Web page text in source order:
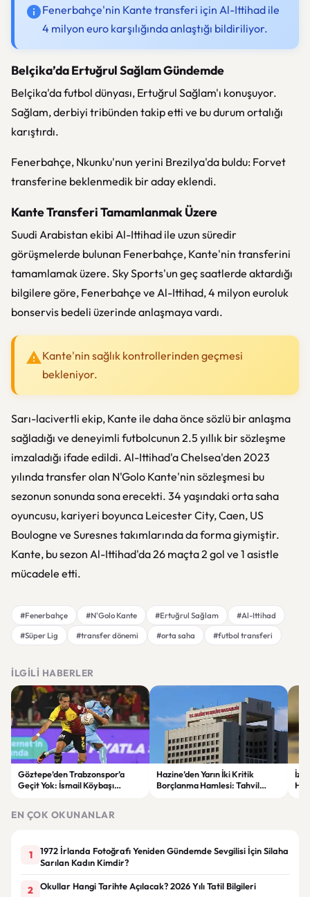
Fenerbahçe'nin Kante transferi için Al-Ittihad ile
4 milyon euro karşılığında anlaştığı bildiriliyor.
Belçika’da Ertuğrul Sağlam Gündemde
Belçika'da futbol dünyası, Ertuğrul Sağlam'ı konuşuyor.
Sağlam, derbiyi tribünden takip etti ve bu durum ortalığı
karıştırdı.
Fenerbahçe, Nkunku'nun yerini Brezilya'da buldu: Forvet
transferine beklenmedik bir aday eklendi.
Kante Transferi Tamamlanmak Üzere
Suudi Arabistan ekibi Al-Ittihad ile uzun süredir
görüşmelerde bulunan Fenerbahçe, Kante'nin transferini
tamamlamak üzere. Sky Sports'un geç saatlerde aktardığı
bilgilere göre, Fenerbahçe ve Al-Ittihad, 4 milyon euroluk
bonservis bedeli üzerinde anlaşmaya vardı.
Kante'nin sağlık kontrollerinden geçmesi
bekleniyor.
Sarı-lacivertli ekip, Kante ile daha önce sözlü bir anlaşma
sağladığı ve deneyimli futbolcunun 2.5 yıllık bir sözleşme
imzaladığı ifade edildi. Al-Ittihad'a Chelsea'den 2023
yılında transfer olan N'Golo Kante'nin sözleşmesi bu
sezonun sonunda sona erecekti. 34 yaşındaki orta saha
oyuncusu, kariyeri boyunca Leicester City, Caen, US
Boulogne ve Suresnes takımlarında da forma giymiştir.
Kante, bu sezon Al-Ittihad'da 26 maçta 2 gol ve 1 asistle
mücadele etti.
#Fenerbahçe #N'Golo Kante #Ertuğrul Sağlam
#Al-Ittihad
#Süper Lig
#transfer dönemi #orta saha #futbol transferi
İLGILI HABERLER
Göztepe’den Trabzonspor’a
Geçit Yok: İsmail Köybaşı
Hazine’den Yarın İki Kritik
Borçlanma Hamlesi: Tahvil
EN ÇOK OKUNANLAR
1
1972 İrlanda Fotoğrafı Yeniden Gündemde Sevgilisi İçin Silaha
Sarılan Kadın Kimdir?
2 Okullar Hangi Tarihte Açılacak? 2026 Yılı Tatil Bilgileri